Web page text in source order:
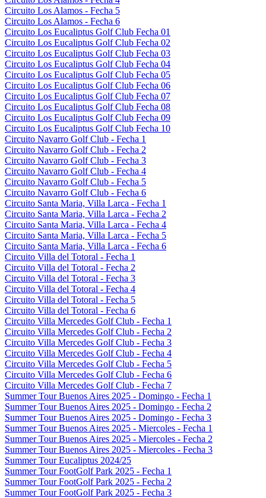
Circuito Los Alamos - Fecha 5
Circuito Los Alamos - Fecha 6
Circuito Los Eucaliptus Golf Club Fecha 01
Circuito Los Eucaliptus Golf Club Fecha 02
Circuito Los Eucaliptus Golf Club Fecha 03
Circuito Los Eucaliptus Golf Club Fecha 04
Circuito Los Eucaliptus Golf Club Fecha 05
Circuito Los Eucaliptus Golf Club Fecha 06
Circuito Los Eucaliptus Golf Club Fecha 07
Circuito Los Eucaliptus Golf Club Fecha 08
Circuito Los Eucaliptus Golf Club Fecha 09
Circuito Los Eucaliptus Golf Club Fecha 10
Circuito Navarro Golf Club - Fecha 1
Circuito Navarro Golf Club - Fecha 2
Circuito Navarro Golf Club - Fecha 3
Circuito Navarro Golf Club - Fecha 4
Circuito Navarro Golf Club - Fecha 5
Circuito Navarro Golf Club - Fecha 6
Circuito Santa Maria, Villa Larca - Fecha 1
Circuito Santa Maria, Villa Larca - Fecha 2
Circuito Santa Maria, Villa Larca - Fecha 4
Circuito Santa Maria, Villa Larca - Fecha 5
Circuito Santa Maria, Villa Larca - Fecha 6
Circuito Villa del Totoral - Fecha 1
Circuito Villa del Totoral - Fecha 2
Circuito Villa del Totoral - Fecha 3
Circuito Villa del Totoral - Fecha 4
Circuito Villa del Totoral - Fecha 5
Circuito Villa del Totoral - Fecha 6
Circuito Villa Mercedes Golf Club - Fecha 1
Circuito Villa Mercedes Golf Club - Fecha 2
Circuito Villa Mercedes Golf Club - Fecha 3
Circuito Villa Mercedes Golf Club - Fecha 4
Circuito Villa Mercedes Golf Club - Fecha 5
Circuito Villa Mercedes Golf Club - Fecha 6
Circuito Villa Mercedes Golf Club - Fecha 7
Summer Tour Buenos Aires 2025 - Domingo - Fecha 1
Summer Tour Buenos Aires 2025 - Domingo - Fecha 2
Summer Tour Buenos Aires 2025 - Domingo - Fecha 3
Summer Tour Buenos Aires 2025 - Miercoles - Fecha 1
Summer Tour Buenos Aires 2025 - Miercoles - Fecha 2
Summer Tour Buenos Aires 2025 - Miercoles - Fecha 3
Summer Tour Eucaliptus 2024/25
Summer Tour FootGolf Park 2025 - Fecha 1
Summer Tour FootGolf Park 2025 - Fecha 2
Summer Tour FootGolf Park 2025 - Fecha 3